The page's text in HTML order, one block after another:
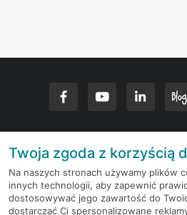
Napisz do
Dane
Twoja zgoda z korzyścią
Na naszych stronach używamy plików
innych technologii, aby zapewnić
dostosowywać jego zawartość do
dostarczać Ci spersonalizowane